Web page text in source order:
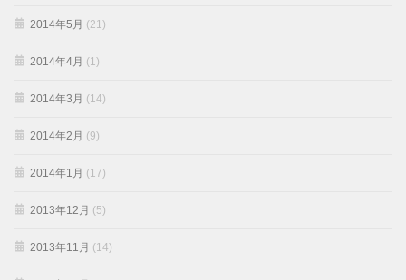
2014年5月 (21)
2014年4月 (1)
2014年3月 (14)
2014年2月 (9)
2014年1月 (17)
2013年12月 (5)
2013年11月 (14)